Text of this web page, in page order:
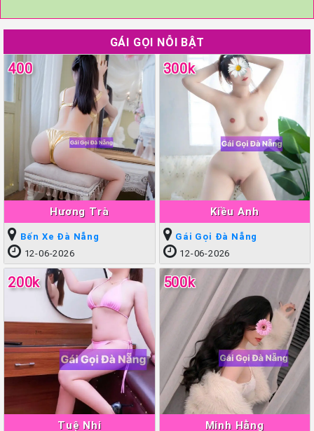
GÁI GỌI NỖI BẬT
Hương Trà
400
Bến Xe Đà Nẵng
12-06-2026
Kiều Anh
300k
Gái Gọi Đà Nẵng
12-06-2026
Tuệ Nhi
200k
Minh Hằng
500k